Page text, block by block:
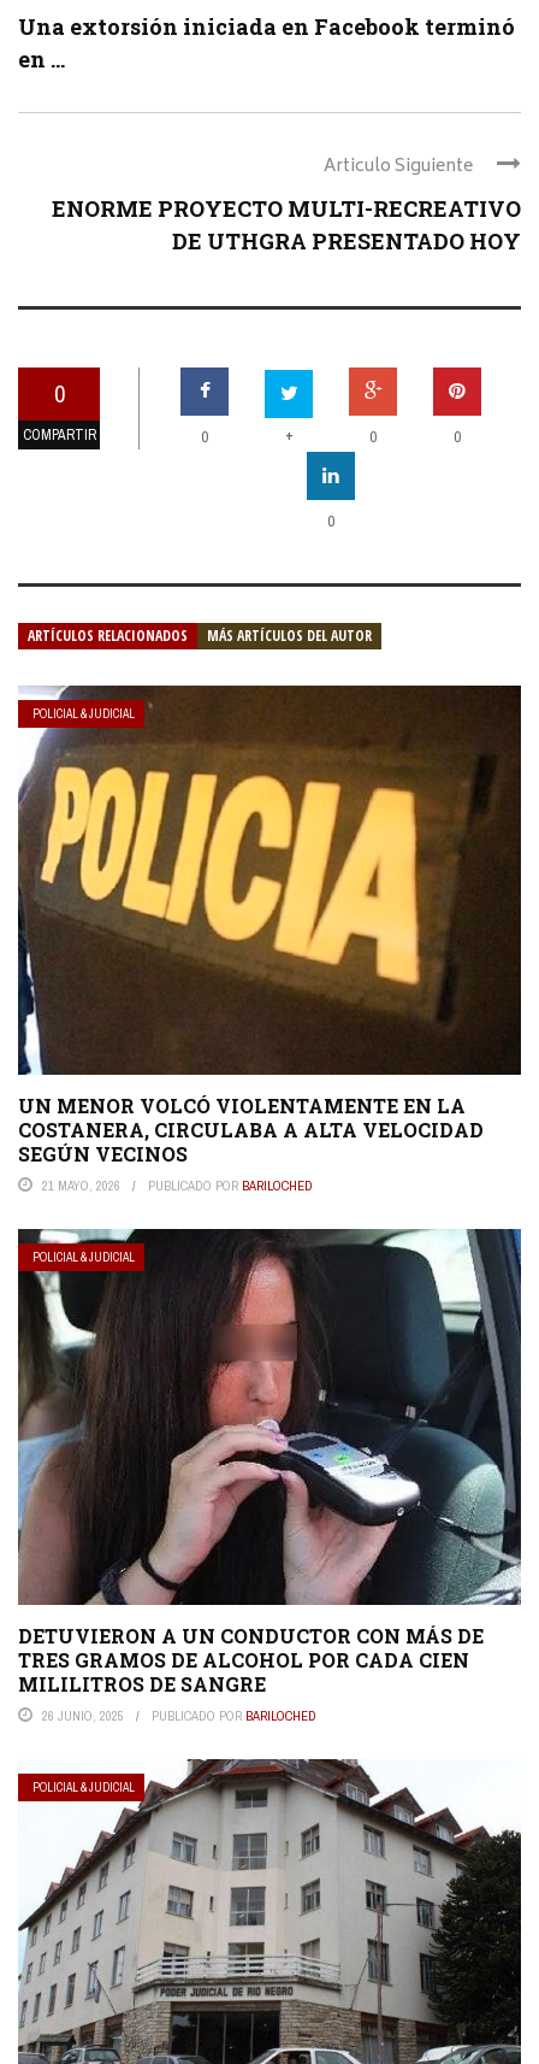
Una extorsión iniciada en Facebook terminó
en ...
Articulo Siguiente
ENORME PROYECTO MULTI-RECREATIVO
DE UTHGRA PRESENTADO HOY
0
COMPARTIR 0 + 0 0
0
ARTÍCULOS RELACIONADOS MÁS ARTÍCULOS DEL AUTOR
POLICIAL & JUDICIAL
UN MENOR VOLCÓ VIOLENTAMENTE EN LA
COSTANERA, CIRCULABA A ALTA VELOCIDAD
SEGÚN VECINOS
21 MAYO, 2026 PUBLICADO POR BARILOCHED
POLICIAL & JUDICIAL
DETUVIERON A UN CONDUCTOR CON MÁS DE
TRES GRAMOS DE ALCOHOL POR CADA CIEN
MILILITROS DE SANGRE
26 JUNIO, 2025 PUBLICADO POR BARILOCHED
POLICIAL & JUDICIAL